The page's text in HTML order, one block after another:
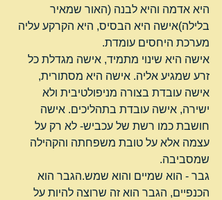
היא אדמה והיא לבנה (האור שמאיר
בלילה)אישה היא הבסיס, היא הקרקע עליה
מערכת היחסים עומדת.
אישה היא שינוי מתמיד, אישה מגדלת כל
זרע שמגיע אליה. אישה היא מסתורית,
אישה עובדת בצורה מניפולטיבית ולא
ישירה, אישה עובדת בתהליכים. אישה
חושבת כמו רשת של עכביש- לא רק על
עצמה אלא על טובת משפחתה והקהילה
שמסביבה.
גבר - הוא שמיים והוא שמש.הגבר הוא
הכנפיים, הגבר הוא זה שרוצה להיות על